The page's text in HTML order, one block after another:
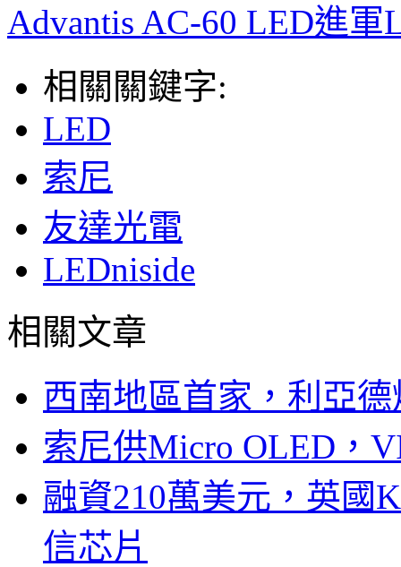
Advantis AC-60 LED進軍
相關關鍵字:
LED
索尼
友達光電
LEDniside
相關文章
西南地區首家，利亞
索尼供Micro OLED，
融資210萬美元，英國
信芯片